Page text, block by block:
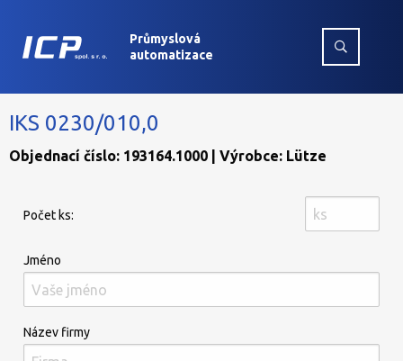
Průmyslová
automatizace
IKS 0230/010,0
Objednací číslo: 193164.1000 | Výrobce: Lütze
Počet ks:
Jméno
Název firmy